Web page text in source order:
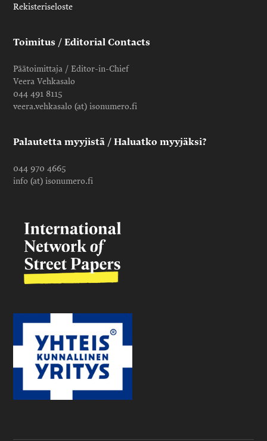
Rekisteriseloste
Toimitus / Editorial Contacts
Päätoimittaja / Editor-in-Chief
Veera Vehkasalo
044 491 8115
veera.vehkasalo (at) isonumero.fi
Palautetta myyjistä / Haluatko myyjäksi?
044 970 4665
info (at) isonumero.fi